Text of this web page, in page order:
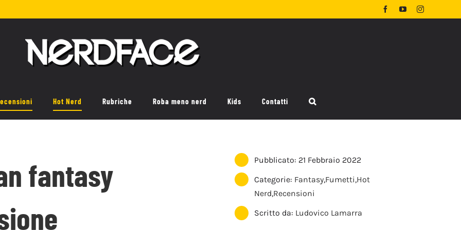
FacebookYouTubeInstagram
Hot Nerd Rubriche Roba meno nerd Kids Contatti
fantasy
Pubblicato: 21 Febbraio 2022
Categorie: Fantasy,Fumetti,Hot
Nerd,Recensioni
Scritto da: Ludovico Lamarra